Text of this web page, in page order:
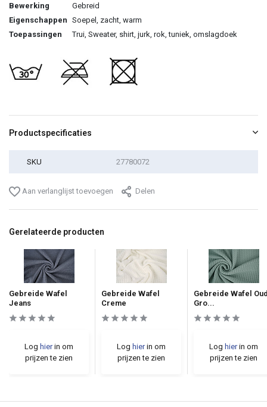
Bewerking
Gebreid
Eigenschappen Soepel, zacht, warm
Toepassingen
Trui, Sweater, shirt, jurk, rok, tuniek, omslagdoek
Productspecificaties
SKU 27780072
Aan verlanglijst toevoegen Delen
Gerelateerde producten
Gebreide Wafel
Jeans
Log hierin om
prijzen te zien
Gebreide Wafel
Creme
Log hierin om
prijzen te zien
Gebreide Wafel
Gro...
Log hierin om
prijzen te zien